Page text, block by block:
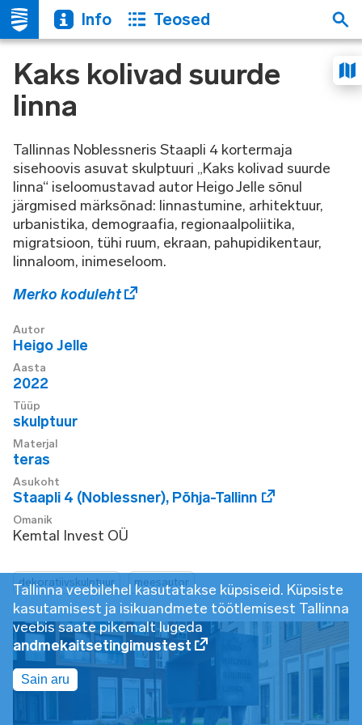
Info Teosed
Kaks kolivad suurde
linna
Tallinnas Noblessneris Staapli 4 kortermaja
sisehoovis asuvat skulptuuri „Kaks kolivad suurde
linna“ iseloomustavad autor Heigo Jelle sõnul
järgmised märksõnad: linnastumine, arhitektuur,
urbanistika, demograafia, regionaalpoliitika,
migratsioon, tühi ruum, ekraan, pahupidikentaur,
linnaloom, inimeseloom.
Merko koduleht
Autor
Heigo Jelle
Aasta
2022
Tüüp
skulptuur
Materjal
teras
Asukoht
Staapli 4 (Noblessner), Põhja-Tallinn
Omanik
Kemtal Invest OÜ
dekoratiivskulptuur meesautor
Tallinna veebilehel kasutatakse küpsiseid. Küpsiste
kasutamisest ja isikuandmete töötlemisest Tallinna
veebis saate pikemalt lugeda
andmekaitsetingimustest
Sain aru